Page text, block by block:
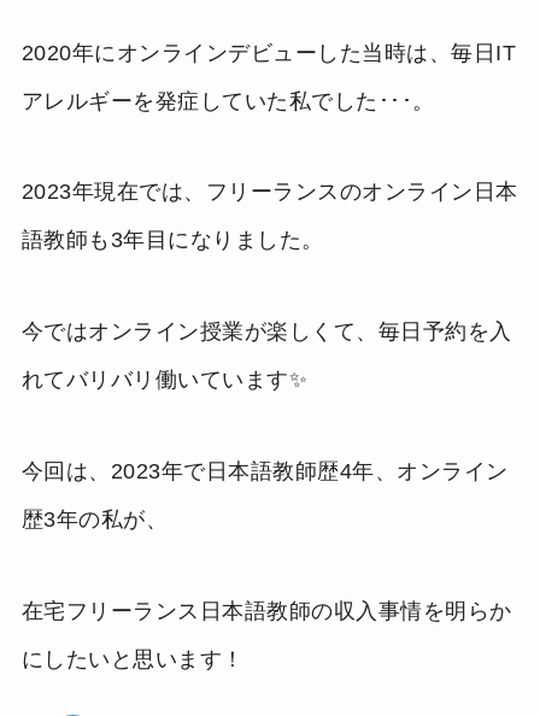
2020年にオンラインデビューした当時は、毎日IT
アレルギーを発症していた私でした･･･。
2023年現在では、フリーランスのオンライン日本
語教師も3年目になりました。
今ではオンライン授業が楽しくて、毎日予約を入
れてバリバリ働いています✨
今回は、2023年で日本語教師歴4年、オンライン
歴3年の私が、
在宅フリーランス日本語教師の収入事情を明らか
にしたいと思います！